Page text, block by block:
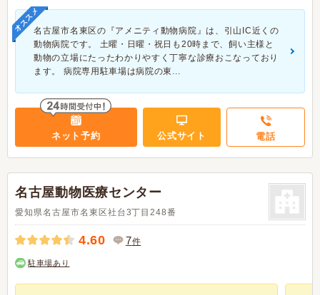
オススメ名古屋市名東区の『アメニティ動物病院』は、引山IC近くの
動物病院です。 土曜・日曜・祝日も20時まで、飼い主様と
動物の立場にたったわかりやすく丁寧な診療おこなっており
ます。 病院専用駐車場は病院の東...
ネット予約 公式サイト 電話
名古屋動物医療センター
愛知県名古屋市名東区社台3丁目248番
4.60 7件
駐車場あり